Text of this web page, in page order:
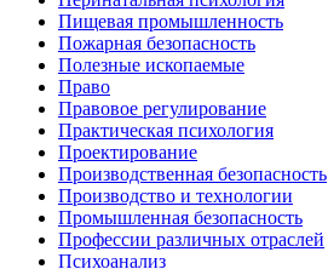
Пищевая промышленность
Пожарная безопасность
Полезные ископаемые
Право
Правовое регулирование
Практическая психология
Проектирование
Производственная безопасность
Производство и технологии
Промышленная безопасность
Профессии различных отраслей
Психоанализ